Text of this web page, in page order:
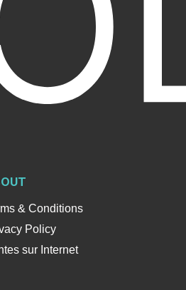
& Conditions
Policy
sur Internet